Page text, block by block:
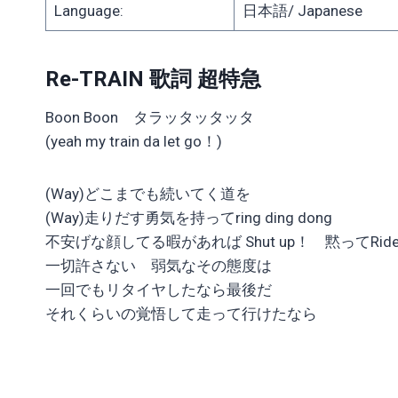
Language: 日本語/ Japanese
Re-TRAIN 歌詞 超特急
Boon Boon タラッタッタッタ
(yeah my train da let go！)
(Way)どこまでも続いてく道を
(Way)走りだす勇気を持ってring ding dong
不安げな顔してる暇があれば Shut up！ 黙って
一切許さない 弱気なその態度は
一回でもリタイヤしたなら最後だ
それくらいの覚悟して走って行けたなら